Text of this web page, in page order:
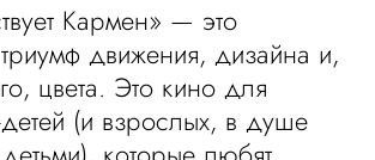
Кармен» — это
движения, дизайна и,
цвета. Это кино для
(и взрослых, в душе